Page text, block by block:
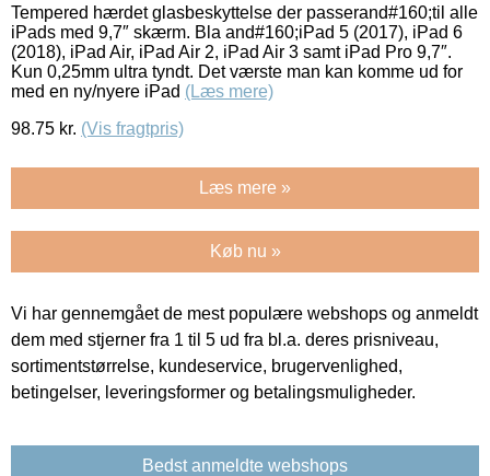
Tempered hærdet glasbeskyttelse der passerand#160;til alle
iPads med 9,7″ skærm. Bla and#160;iPad 5 (2017), iPad 6
(2018), iPad Air, iPad Air 2, iPad Air 3 samt iPad Pro 9,7″.
Kun 0,25mm ultra tyndt. Det værste man kan komme ud for
med en ny/nyere iPad (Læs mere)
98.75 kr. (Vis fragtpris)
Læs mere »
Køb nu »
Vi har gennemgået de mest populære webshops og anmeldt
dem med stjerner fra 1 til 5 ud fra bl.a. deres prisniveau,
sortimentstørrelse, kundeservice, brugervenlighed,
betingelser, leveringsformer og betalingsmuligheder.
Bedst anmeldte webshops